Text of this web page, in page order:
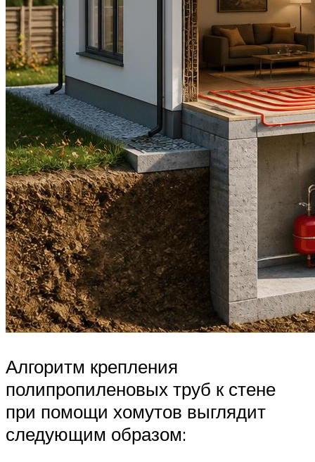
Алгоритм крепления
полипропиленовых труб к стене
при помощи хомутов выглядит
следующим образом: